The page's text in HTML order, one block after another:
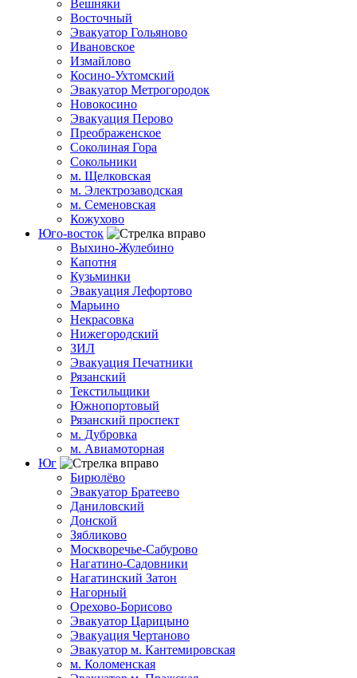
Вешняки
Восточный
Эвакуатор Гольяново
Ивановское
Измайлово
Косино-Ухтомский
Эвакуатор Метрогородок
Новокосино
Эвакуация Перово
Преображенское
Соколиная Гора
Сокольники
м. Щелковская
м. Электрозаводская
м. Семеновская
Кожухово
Юго-восток
Выхино-Жулебино
Капотня
Кузьминки
Эвакуация Лефортово
Марьино
Некрасовка
Нижегородский
ЗИЛ
Эвакуация Печатники
Рязанский
Текстильщики
Южнопортовый
Рязанский проспект
м. Дубровка
м. Авиамоторная
Юг
Бирюлёво
Эвакуатор Братеево
Даниловский
Донской
Зябликово
Москворечье-Сабурово
Нагатино-Садовники
Нагатинский Затон
Нагорный
Орехово-Борисово
Эвакуатор Царицыно
Эвакуация Чертаново
Эвакуатор м. Кантемировская
м. Коломенская